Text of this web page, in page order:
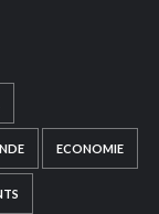
ECONOMIE